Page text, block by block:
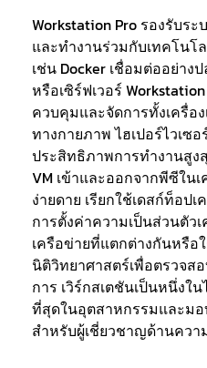
Workstation Pro รองรับร
และทำงานร่วมกับเทคโนโ
เช่น Docker เชื่อมต่ออย่าง
หรือเซิร์ฟเวอร์
ควบคุมและจัดการทั้งเครื่อ
ทางกายภาพ ไฮเปอร์ไวเซ
ประสิทธิภาพการทำงานสูง
VM เข้าและออกจากพีซีใน
ง่ายดาย เรียกใช้เดสก์ท็อป
การตั้งค่าความเป็นส่วนตัว
เครือข่ายที่แตกต่างกันหรือ
นิติวิทยาศาสตร์เพื่อตรวจส
การ เวิร์กสเตชันเป็นหนึ่งใ
ที่สุดในอุตสาหกรรมและม
สำหรับผู้เชี่ยวชาญด้านคว